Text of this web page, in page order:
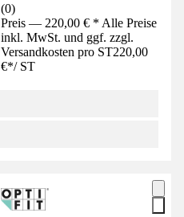
(0)
Preis — 220,00 € * Alle Preise
inkl. MwSt. und ggf. zzgl.
Versandkosten pro ST220,00
€*/ ST